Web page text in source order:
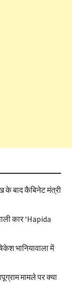
के बाद कैबिनेट मंत्री
कार ‘Hapida
भानियावाला में
मामले पर क्या